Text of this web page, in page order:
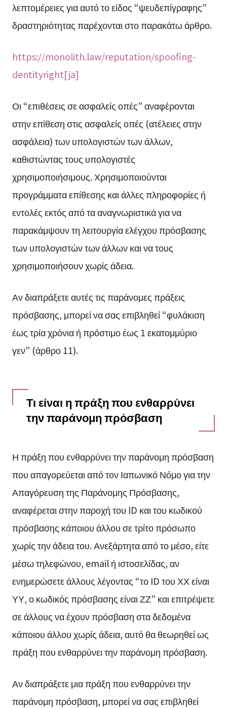
λεπτομέρειες για αυτό το είδος “ψευδεπίγραφης”
δραστηριότητας παρέχονται στο παρακάτω άρθρο.
https://monolith.law/reputation/spoofing-
dentityright[ja]
Οι “επιθέσεις σε ασφαλείς οπές” αναφέρονται
στην επίθεση στις ασφαλείς οπές (ατέλειες στην
ασφάλεια) των υπολογιστών των άλλων,
καθιστώντας τους υπολογιστές
χρησιμοποιήσιμους. Χρησιμοποιούνται
προγράμματα επίθεσης και άλλες πληροφορίες ή
εντολές εκτός από τα αναγνωριστικά για να
παρακάμψουν τη λειτουργία ελέγχου πρόσβασης
των υπολογιστών των άλλων και να τους
χρησιμοποιήσουν χωρίς άδεια.
Αν διαπράξετε αυτές τις παράνομες πράξεις
πρόσβασης, μπορεί να σας επιβληθεί “φυλάκιση
έως τρία χρόνια ή πρόστιμο έως 1 εκατομμύριο
γεν” (άρθρο 11).
Τι είναι η πράξη που ενθαρρύνει
την παράνομη πρόσβαση
Η πράξη που ενθαρρύνει την παράνομη πρόσβαση
που απαγορεύεται από τον Ιαπωνικό Νόμο για την
Απαγόρευση της Παράνομης Πρόσβασης,
αναφέρεται στην παροχή του ID και του κωδικού
πρόσβασης κάποιου άλλου σε τρίτο πρόσωπο
χωρίς την άδεια του. Ανεξάρτητα από το μέσο, είτε
μέσω τηλεφώνου, email ή ιστοσελίδας, αν
ενημερώσετε άλλους λέγοντας “το ID του ΧΧ είναι
ΥΥ, ο κωδικός πρόσβασης είναι ΖΖ” και επιτρέψετε
σε άλλους να έχουν πρόσβαση στα δεδομένα
κάποιου άλλου χωρίς άδεια, αυτό θα θεωρηθεί ως
πράξη που ενθαρρύνει την παράνομη πρόσβαση.
Αν διαπράξετε μια πράξη που ενθαρρύνει την
παράνομη πρόσβαση, μπορεί να σας επιβληθεί